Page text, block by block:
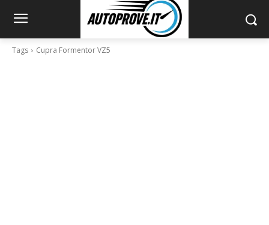
Tags Cupra Formentor VZ5